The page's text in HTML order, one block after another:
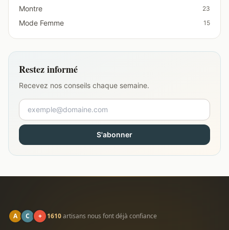
Montre 23
Mode Femme 15
Restez informé
Recevez nos conseils chaque semaine.
S'abonner
A C + 1610artisans nous font déjà confiance